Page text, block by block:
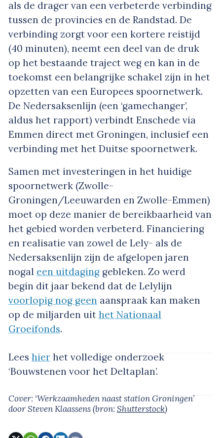
als de drager van een verbeterde verbinding
tussen de provincies en de Randstad. De
verbinding zorgt voor een kortere reistijd
(40 minuten), neemt een deel van de druk
op het bestaande traject weg en kan in de
toekomst een belangrijke schakel zijn in het
opzetten van een Europees spoornetwerk.
De Nedersaksenlijn (een ‘gamechanger’,
aldus het rapport) verbindt Enschede via
Emmen direct met Groningen, inclusief een
verbinding met het Duitse spoornetwerk.
Samen met investeringen in het huidige
spoornetwerk (Zwolle-
Groningen/Leeuwarden en Zwolle-Emmen)
moet op deze manier de bereikbaarheid van
het gebied worden verbeterd. Financiering
en realisatie van zowel de Lely- als de
Nedersaksenlijn zijn de afgelopen jaren
nogal een uitdaging gebleken. Zo werd
begin dit jaar bekend dat de Lelylijn
voorlopig nog geen aanspraak kan maken
op de miljarden uit het Nationaal
Groeifonds.
Lees hier het volledige onderzoek
‘Bouwstenen voor het Deltaplan’.
Cover: ‘Werkzaamheden naast station Groningen’
door Steven Klaassens(bron: Shutterstock)